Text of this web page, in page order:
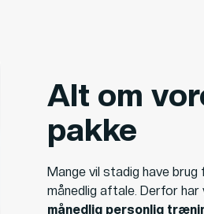
Alt om
pakke
Mange vil stadig have
månedlig aftale. Derfor har
månedlig personlig